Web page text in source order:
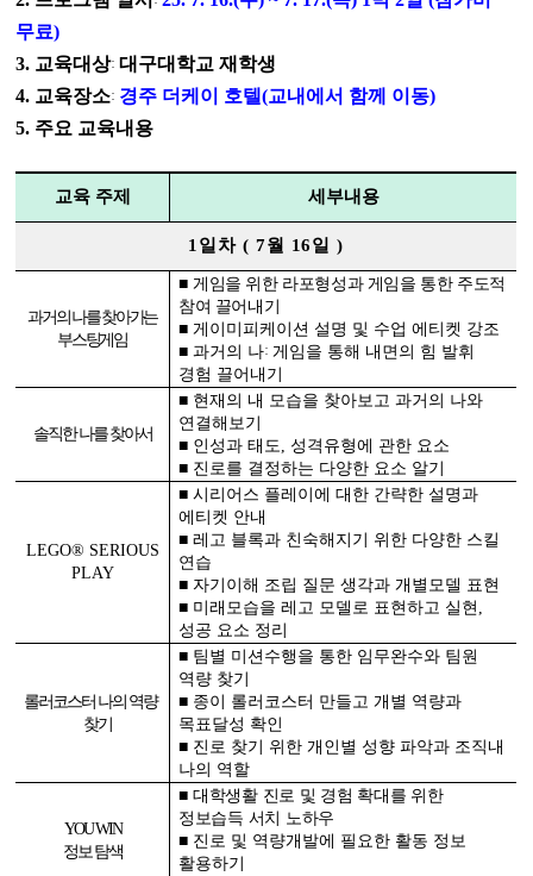
무료)
3. 교육대상:대구대학교 재학생
4. 교육장소: 경주 더케이 호텔(교내에서 함께 이동)
5. 주요 교육내용
교육 주제 세부내용
1 일차 ( 7월 16일)
과거의 나를 찾아가는
부스팅게임
■ 게임을 위한 라포형성과 게임을 통한 주도적
참여 끌어내기
■ 게이미피케이션 설명 및 수업 에티켓 강조
■ 과거의 나: 게임을 통해 내면의 힘 발휘
경험 끌어내기
솔직한 나를 찾아서
■ 현재의 내 모습을 찾아보고 과거의 나와
연결해보기
■ 인성과 태도, 성격유형에 관한 요소
■ 진로를 결정하는 다양한 요소 알기
LEGO® SERIOUS
PLAY
■ 시리어스 플레이에 대한 간략한 설명과
에티켓 안내
■ 레고 블록과 친숙해지기 위한 다양한 스킬
연습
■ 자기이해 조립 질문 생각과 개별모델 표현
■ 미래모습을 레고 모델로 표현하고 실현 ,
성공 요소 정리
롤러코스터 나의 역량
찾기
■ 팀별 미션수행을 통한 임무완수와 팀원
역량 찾기
■ 종이 롤러코스터 만들고 개별 역량과
목표달성 확인
■ 진로 찾기 위한 개인별 성향 파악과 조직내
나의 역할
YOU WIN
정보 탐색
■ 대학생활 진로 및 경험 확대를 위한
정보습득 서치 노하우
■ 진로 및 역량개발에 필요한 활동 정보
활용하기